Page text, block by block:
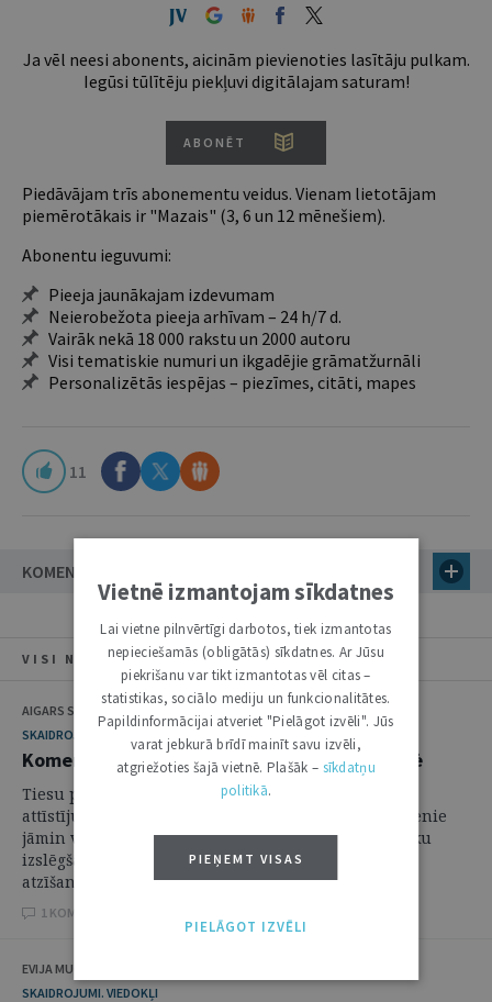
Ja vēl neesi abonents, aicinām pievienoties lasītāju pulkam.
Iegūsi tūlītēju piekļuvi digitālajam saturam!
ABONĒT
Piedāvājam trīs abonementu veidus. Vienam lietotājam
piemērotākais ir "Mazais" (3, 6 un 12 mēnešiem).
Abonentu ieguvumi:
Pieeja jaunākajam izdevumam
Neierobežota pieeja arhīvam – 24 h/7 d.
Vairāk nekā 18 000 rakstu un 2000 autoru
Visi tematiskie numuri un ikgadējie grāmatžurnāli
Personalizētās iespējas – piezīmes, citāti, mapes
11
KOMENTĀRI
VISI NUMURA RAKSTI
AIGARS STRUPIŠS
SKAIDROJUMI. VIEDOKĻI
Komerctiesību attīstība piemērošanas praksē
Tiesu prakses ietvaros pēdējos gados ir būtiski
attīstījušies vairāki komerctiesību institūti. Kā galvenie
jāmin valdes locekļu atbildības jautājumi, dalībnieku
izslēgšana no SIA un dalībnieku sapulču lēmumu
atzīšana par spēkā neesošiem.
1 KOMENTĀRI
EVIJA MUGINA
SKAIDROJUMI. VIEDOKĻI
Vietnē izmantojam sīkdatnes
Lai vietne pilnvērtīgi darbotos, tiek izmantotas
nepieciešamās (obligātās) sīkdatnes. Ar Jūsu
piekrišanu var tikt izmantotas vēl citas –
statistikas, sociālo mediju un funkcionalitātes.
Papildinformācijai atveriet "Pielāgot izvēli". Jūs
varat jebkurā brīdī mainīt savu izvēli,
atgriežoties šajā vietnē. Plašāk – sīkdatņu
politikā.
PIEŅEMT VISAS
PIELĀGOT IZVĒLI